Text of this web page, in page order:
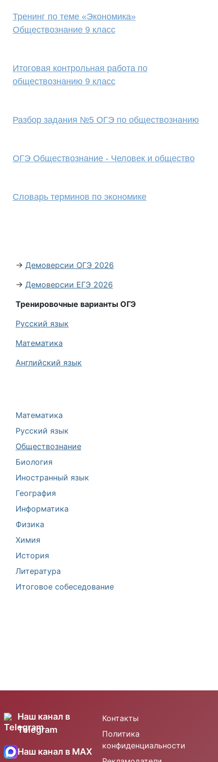
Математика
Русский язык
Обществознание
Биология
Иностранный язык
География
Информатика
Физика
Химия
История
Литература
Итоговое собеседование
Тренинг по теме «Экономика»
Обществознание 9 класс
Итоговая контрольная работа по
обществознанию 9 класс
Разбор задания №5 ОГЭ по обществознанию
ОГЭ Обществознание - Человек и общество
Словарь терминов по экономике
→ Демоверсии ОГЭ 2026
→ Демоверсии ЕГЭ 2026
Тренировочные варианты ОГЭ
Русский язык
Математика
Английский язык
Наш канал в
Telegram
Наш канал в MAX
Контакты
Политика
конфиденциальности